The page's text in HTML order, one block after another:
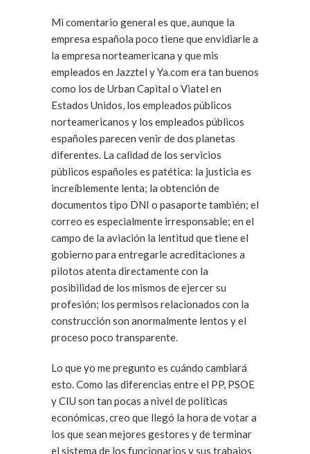
Mi comentario general es que, aunque la
empresa española poco tiene que envidiarle a
la empresa norteamericana y que mis
empleados en Jazztel y Ya.com era tan buenos
como los de Urban Capital o Viatel en
Estados Unidos, los empleados públicos
norteamericanos y los empleados públicos
españoles parecen venir de dos planetas
diferentes. La calidad de los servicios
públicos españoles es patética: la justicia es
increíblemente lenta; la obtención de
documentos tipo DNI o pasaporte también; el
correo es especialmente irresponsable; en el
campo de la aviación la lentitud que tiene el
gobierno para entregarle acreditaciones a
pilotos atenta directamente con la
posibilidad de los mismos de ejercer su
profesión; los permisos relacionados con la
construcción son anormalmente lentos y el
proceso poco transparente.
Lo que yo me pregunto es cuándo cambiará
esto. Como las diferencias entre el PP, PSOE
y CIU son tan pocas a nivel de políticas
económicas, creo que llegó la hora de votar a
los que sean mejores gestores y de terminar
el sistema de los funcionarios y sus trabajos